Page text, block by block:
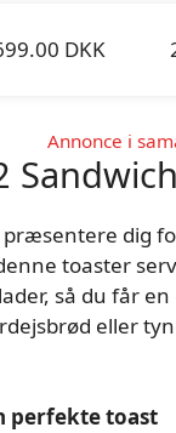
DKK
Annonce i
dig
toaster
så du får
eller
perfekte toast